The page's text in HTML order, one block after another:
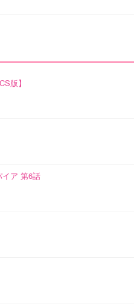
版】
イア 第6話